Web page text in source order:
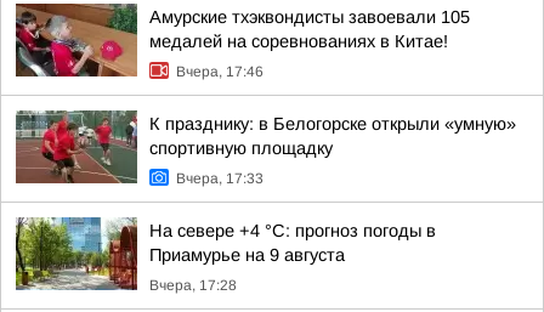
Амурские тхэквондисты завоевали 105
медалей на соревнованиях в Китае!
Вчера, 17:46
К празднику: в Белогорске открыли «умную»
спортивную площадку
Вчера, 17:33
На севере +4 °С: прогноз погоды в
Приамурье на 9 августа
Вчера, 17:28